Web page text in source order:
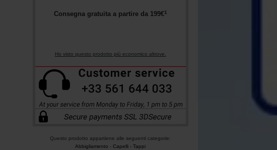
Consegna gratuita a partire da 199€1
Ho visto questo prodotto più economico altrove.
Questo prodotto appartiene alle seguenti categorie:
Abbigliamento -Capelli - Tappi